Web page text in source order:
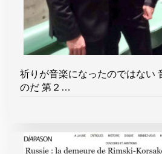
祈りが音楽になったのではない
のだ 第２…